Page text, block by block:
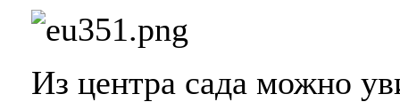
Из центра сада можно